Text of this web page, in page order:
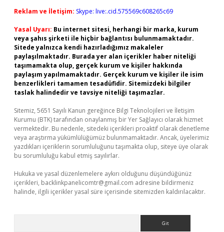
Reklam ve İletişim: Skype: live:.cid.575569c608265c69
Yasal Uyarı: Bu internet sitesi, herhangi bir marka, kurum
veya şahıs şirketi ile hiçbir bağlantısı bulunmamaktadır.
Sitede yalnızca kendi hazırladığımız makaleler
paylaşılmaktadır. Burada yer alan içerikler haber niteliği
taşımamakta olup, gerçek kurum ve kişiler hakkında
paylaşım yapılmamaktadır. Gerçek kurum ve kişiler ile isim
benzerlikleri tamamen tesadüfidir. Sitemizdeki bilgiler
taslak halindedir ve tavsiye niteliği taşımazlar.
Sitemiz, 5651 Sayılı Kanun gereğince Bilgi Teknolojileri ve İletişim
Kurumu (BTK) tarafından onaylanmış bir Yer Sağlayıcı olarak hizmet
vermektedir. Bu nedenle, sitedeki içerikleri proaktif olarak denetleme
veya araştırma yükümlülüğümüz bulunmamaktadır. Ancak, üyelerimiz
yazdıkları içeriklerin sorumluluğunu taşımakta olup, siteye üye olarak
bu sorumluluğu kabul etmiş sayılırlar.
Hukuka ve yasal düzenlemelere aykırı olduğunu düşündüğünüz
içerikleri, backlinkpanelicomtr@gmail.com adresine bildirmeniz
halinde, ilgili içerikler yasal süre içerisinde sitemizden kaldırılacaktır.